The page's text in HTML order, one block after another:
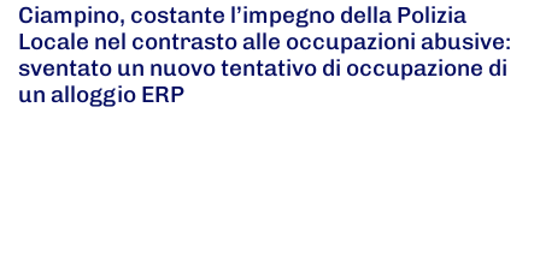
Ciampino, costante l’impegno della Polizia
Locale nel contrasto alle occupazioni abusive:
sventato un nuovo tentativo di occupazione di
un alloggio ERP